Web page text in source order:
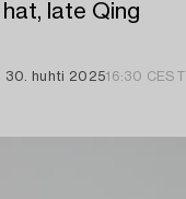
late Qing
30. huhti 202516:30 CEST